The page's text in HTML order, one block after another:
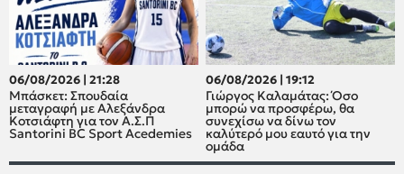
06/08/2026 | 21:28
Μπάσκετ: Σπουδαία
μεταγραφή με Αλεξάνδρα
Κοτσιάφτη για τον A.Σ.Π
Santorini BC Sport Acedemies
06/08/2026 | 19:12
Γιώργος Καλαμάτας: Όσο
μπορώ να προσφέρω, θα
συνεχίσω να δίνω τον
καλύτερό μου εαυτό για την
ομάδα